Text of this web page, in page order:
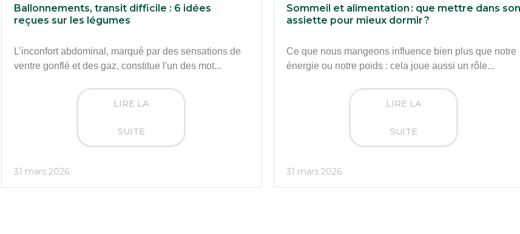
Ballonnements, transit difficile : 6 idées
reçues sur les légumes
L’inconfort abdominal, marqué par des sensations de
ventre gonflé et des gaz, constitue l'un des mot...
LIRE LA
SUITE
31 mars 2026
Sommeil et alimentation : que mettre dans son
assiette pour mieux dormir ?
Ce que nous mangeons influence bien plus que notre
énergie ou notre poids : cela joue aussi un rôle...
LIRE LA
SUITE
31 mars 2026